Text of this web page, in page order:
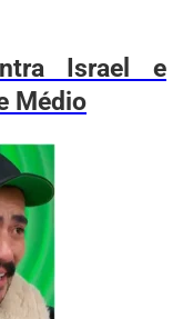
Israel e
Médio